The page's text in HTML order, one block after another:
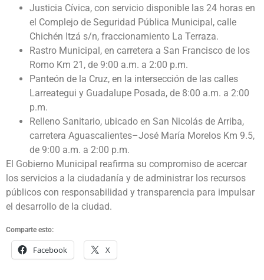
Justicia Cívica, con servicio disponible las 24 horas en
el Complejo de Seguridad Pública Municipal, calle
Chichén Itzá s/n, fraccionamiento La Terraza.
Rastro Municipal, en carretera a San Francisco de los
Romo Km 21, de 9:00 a.m. a 2:00 p.m.
Panteón de la Cruz, en la intersección de las calles
Larreategui y Guadalupe Posada, de 8:00 a.m. a 2:00
p.m.
Relleno Sanitario, ubicado en San Nicolás de Arriba,
carretera Aguascalientes–José María Morelos Km 9.5,
de 9:00 a.m. a 2:00 p.m.
El Gobierno Municipal reafirma su compromiso de acercar
los servicios a la ciudadanía y de administrar los recursos
públicos con responsabilidad y transparencia para impulsar
el desarrollo de la ciudad.
Comparte esto:
Facebook X